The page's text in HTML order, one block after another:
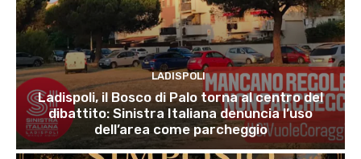
LADISPOLI
Ladispoli, il Bosco di Palo torna al centro del
dibattito: Sinistra Italiana denuncia l’uso
dell’area come parcheggio